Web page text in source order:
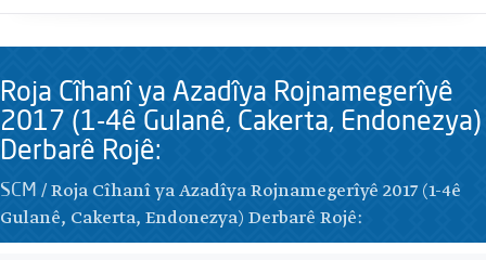
Roja Cîhanî ya Azadîya Rojnamegerîyê
2017 (1-4ê Gulanê, Cakerta, Endonezya)
Derbarê Rojê:
SCM /Roja Cîhanî ya Azadîya Rojnamegerîyê 2017 (1-4ê
Gulanê, Cakerta, Endonezya) Derbarê Rojê: